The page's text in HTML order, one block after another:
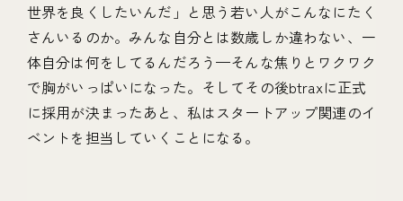
世界を良くしたいんだ」と思う若い人がこんなにたく
さんいるのか。みんな自分とは数歳しか違わない、一
体自分は何をしてるんだろう—そんな焦りとワクワク
で胸がいっぱいになった。そしてその後btraxに正式
に採用が決まったあと、私はスタートアップ関連のイ
ベントを担当していくことになる。